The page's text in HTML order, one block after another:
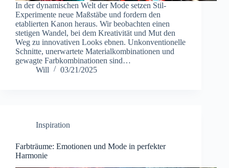
In der dynamischen Welt der Mode setzen Stil-
Experimente neue Maßstäbe und fordern den
etablierten Kanon heraus. Wir beobachten einen
stetigen Wandel, bei dem Kreativität und Mut den
Weg zu innovativen Looks ebnen. Unkonventionelle
Schnitte, unerwartete Materialkombinationen und
gewagte Farbkombinationen sind…
Will
03/21/2025
Inspiration
Farbträume: Emotionen und Mode in perfekter
Harmonie